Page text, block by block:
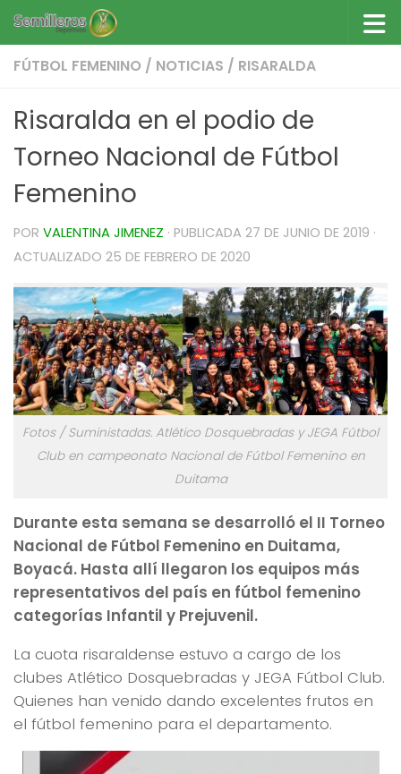
Saltar al contenido
FÚTBOL FEMENINO / NOTICIAS / RISARALDA
Risaralda en el podio de
Torneo Nacional de Fútbol
Femenino
POR VALENTINA JIMENEZ · PUBLICADA 27 DE JUNIO DE 2019 ·
ACTUALIZADO 25 DE FEBRERO DE 2020
Fotos / Suministadas. Atlético Dosquebradas y JEGA Fútbol
Club en campeonato Nacional de Fútbol Femenino en
Duitama
Durante esta semana se desarrolló el II Torneo
Nacional de Fútbol Femenino en Duitama,
Boyacá. Hasta allí llegaron los equipos más
representativos del país en fútbol femenino
categorías Infantil y Prejuvenil.
La cuota risaraldense estuvo a cargo de los
clubes Atlético Dosquebradas y JEGA Fútbol Club.
Quienes han venido dando excelentes frutos en
el fútbol femenino para el departamento.